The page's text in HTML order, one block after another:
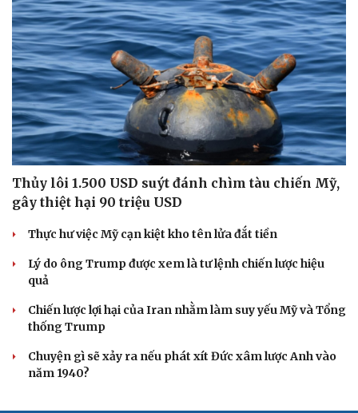
Cải chính
Thủy lôi 1.500 USD suýt đánh chìm tàu chiến Mỹ,
gây thiệt hại 90 triệu USD
Thực hư việc Mỹ cạn kiệt kho tên lửa đắt tiền
Lý do ông Trump được xem là tư lệnh chiến lược hiệu
quả
Chiến lược lợi hại của Iran nhằm làm suy yếu Mỹ và Tổng
thống Trump
Chuyện gì sẽ xảy ra nếu phát xít Đức xâm lược Anh vào
năm 1940?